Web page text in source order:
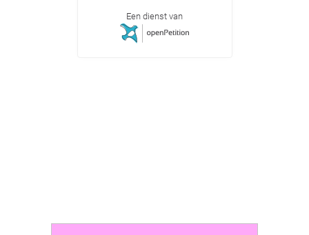
Een dienst van